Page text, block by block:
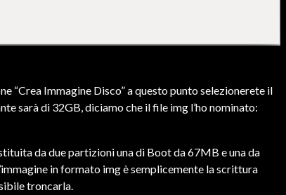
“Crea Immagine Disco” a questo punto selezionerete il
sarà di 32GB, diciamo che il file img l’ho nominato:
da due partizioni una di Boot da 67MB e una da
in formato img è semplicemente la scrittura
troncarla.